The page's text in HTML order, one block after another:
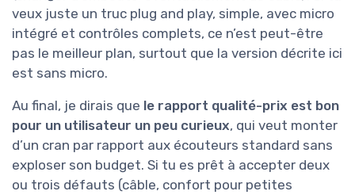
veux juste un truc plug and play, simple, avec micro
intégré et contrôles complets, ce n’est peut-être
pas le meilleur plan, surtout que la version décrite ici
est sans micro.
Au final, je dirais que le rapport qualité-prix est bon
pour un utilisateur un peu curieux, qui veut monter
d’un cran par rapport aux écouteurs standard sans
exploser son budget. Si tu es prêt à accepter deux
ou trois défauts (câble, confort pour petites